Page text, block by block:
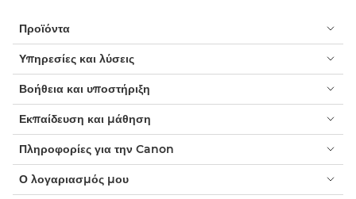
Προϊόντα
Υπηρεσίες και λύσεις
Βοήθεια και υποστήριξη
Εκπαίδευση και μάθηση
Πληροφορίες για την Canon
Ο λογαριασμός μου